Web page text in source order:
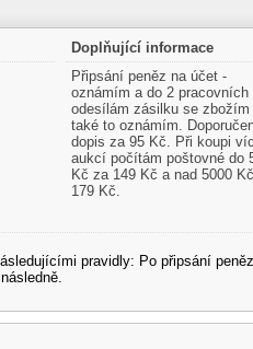
Doplňující informace
Připsání peněz na účet -
oznámím a do 2 pracovních
odesílám zásilku se zbožím
také to oznámím.
dopis za 95 Kč. Při koupi
aukcí počítám poštovné do
Kč za 149 Kč a nad 5000
179 Kč.
pravidly: Po připsání